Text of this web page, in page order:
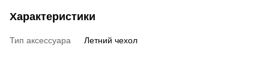
Характеристики
Тип аксессуара Летний чехол